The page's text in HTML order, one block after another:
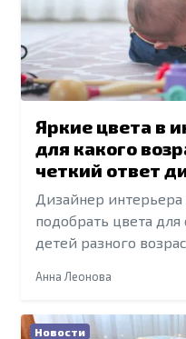
Яркие цвета в
для какого
четкий ответ
Дизайнер интерьера
подобрать цвета
детей разного
Анна Леонова
Новости